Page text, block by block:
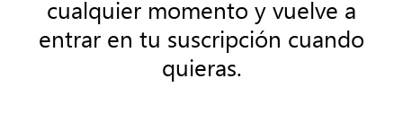
cualquier momento y vuelve a
entrar en tu suscripción cuando
quieras.